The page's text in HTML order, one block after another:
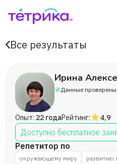
Все результаты
Ирина
Данные проверены
Опыт: 22 годаРейтинг: 4,9
Доступно бесплатное
Репетитор по
окружающему миру развитию